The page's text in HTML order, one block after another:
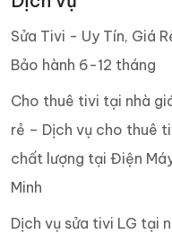
Sửa Tivi - Uy Tín, Giá
Bảo hành 6-12 tháng
Cho thuê tivi tại nhà
rẻ – Dịch vụ cho thuê
chất lượng tại Điện
Minh
Dịch vụ sửa tivi LG tại